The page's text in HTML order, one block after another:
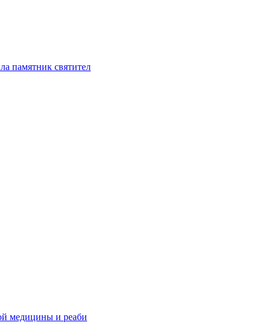
памятник святител
медицины и реаби